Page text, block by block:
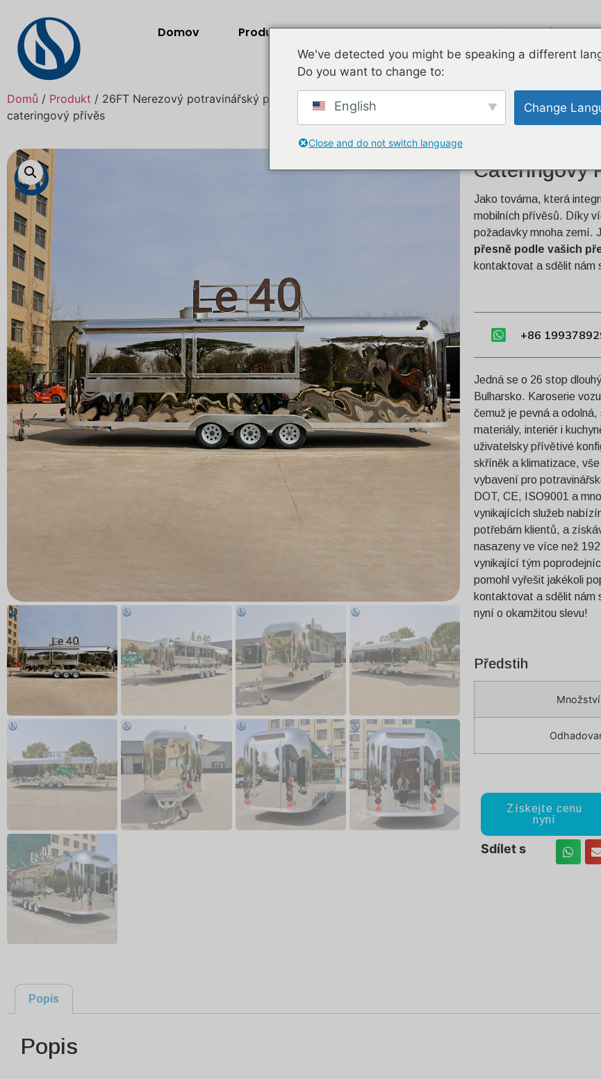
Domov Produkty Proud vzduchu Pozinkované
Domů / Produkt / 26FT Nerezový potravinářský přívěs | Evropský standardní
cateringový přívěs
26FT
Cateringový
Jako továrna, která
mobilních přívěsů. Díky
požadavky mnoha zemí.
přesně podle vašich
kontaktovat a sdělit nám
+86
Jedná se o 26 stop
Bulharsko. Karoserie
čemuž je pevná a
materiály, interiér i
uživatelsky přívětivé
skříněk a klimatizace,
vybavení pro
DOT, CE, ISO9001 a
vynikajících služeb
potřebám klientů, a
nasazeny ve více než
vynikající tým
pomohl vyřešit jakékoli
kontaktovat a sdělit nám
nyní o okamžitou slevu!
Předstih
Získejte cenu
nyní
Sdílet s
Popis
Popis
We've detected you might be speaking a different
Do you want to change to:
English Change
Close and do not switch language